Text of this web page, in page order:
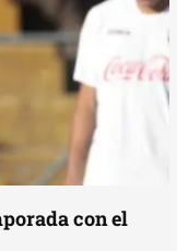
con el